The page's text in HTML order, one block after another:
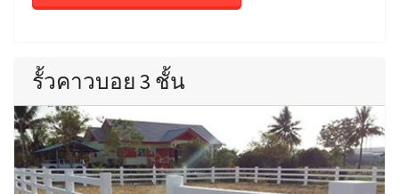
รั้วคาวบอย 3 ชั้น